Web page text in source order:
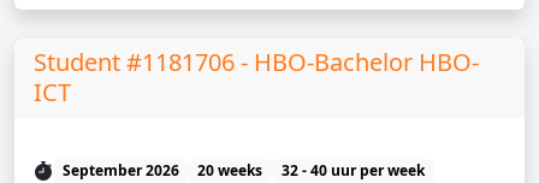
Student #1181706 - HBO-Bachelor HBO-
ICT
September 2026 20 weeks
32 - 40 uur per week